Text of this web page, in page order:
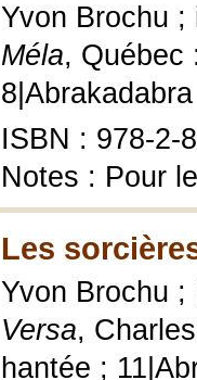
Yvon Brochu
Méla, Québec
ISBN : 978-2-
Notes : Pour
Les
Yvon Brochu
Versa,
hantée ;